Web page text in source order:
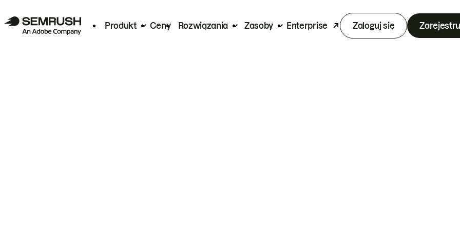
Produkt Ceny Rozwiązania Zasoby Enterprise Zaloguj się